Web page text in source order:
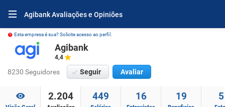
Agibank Avaliações e Opiniões
Esta empresa é sua? Solicite acesso ao perfil.
Agibank
4,4
8230 Seguidores Seguir Avaliar
2.204 449 16 19 5